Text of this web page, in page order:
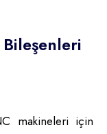
makineleri için